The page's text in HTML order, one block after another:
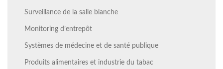
Surveillance de la salle blanche
Monitoring d’entrepôt
Systèmes de médecine et de santé publique
Produits alimentaires et industrie du tabac